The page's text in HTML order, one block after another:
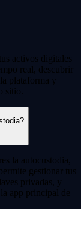
activos digitales
real, descubrir
plataforma y
sitio.
la autocustodia,
gestionar tus
privadas, y
app principal de